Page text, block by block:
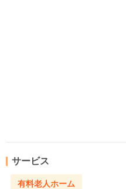
サービス
有料老人ホーム